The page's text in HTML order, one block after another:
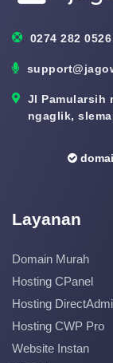
0274 282
Jl Pamularsih
ngaglik,
Layanan
Domain Murah
Hosting CPanel
Hosting
Hosting CWP Pro
Website Instan